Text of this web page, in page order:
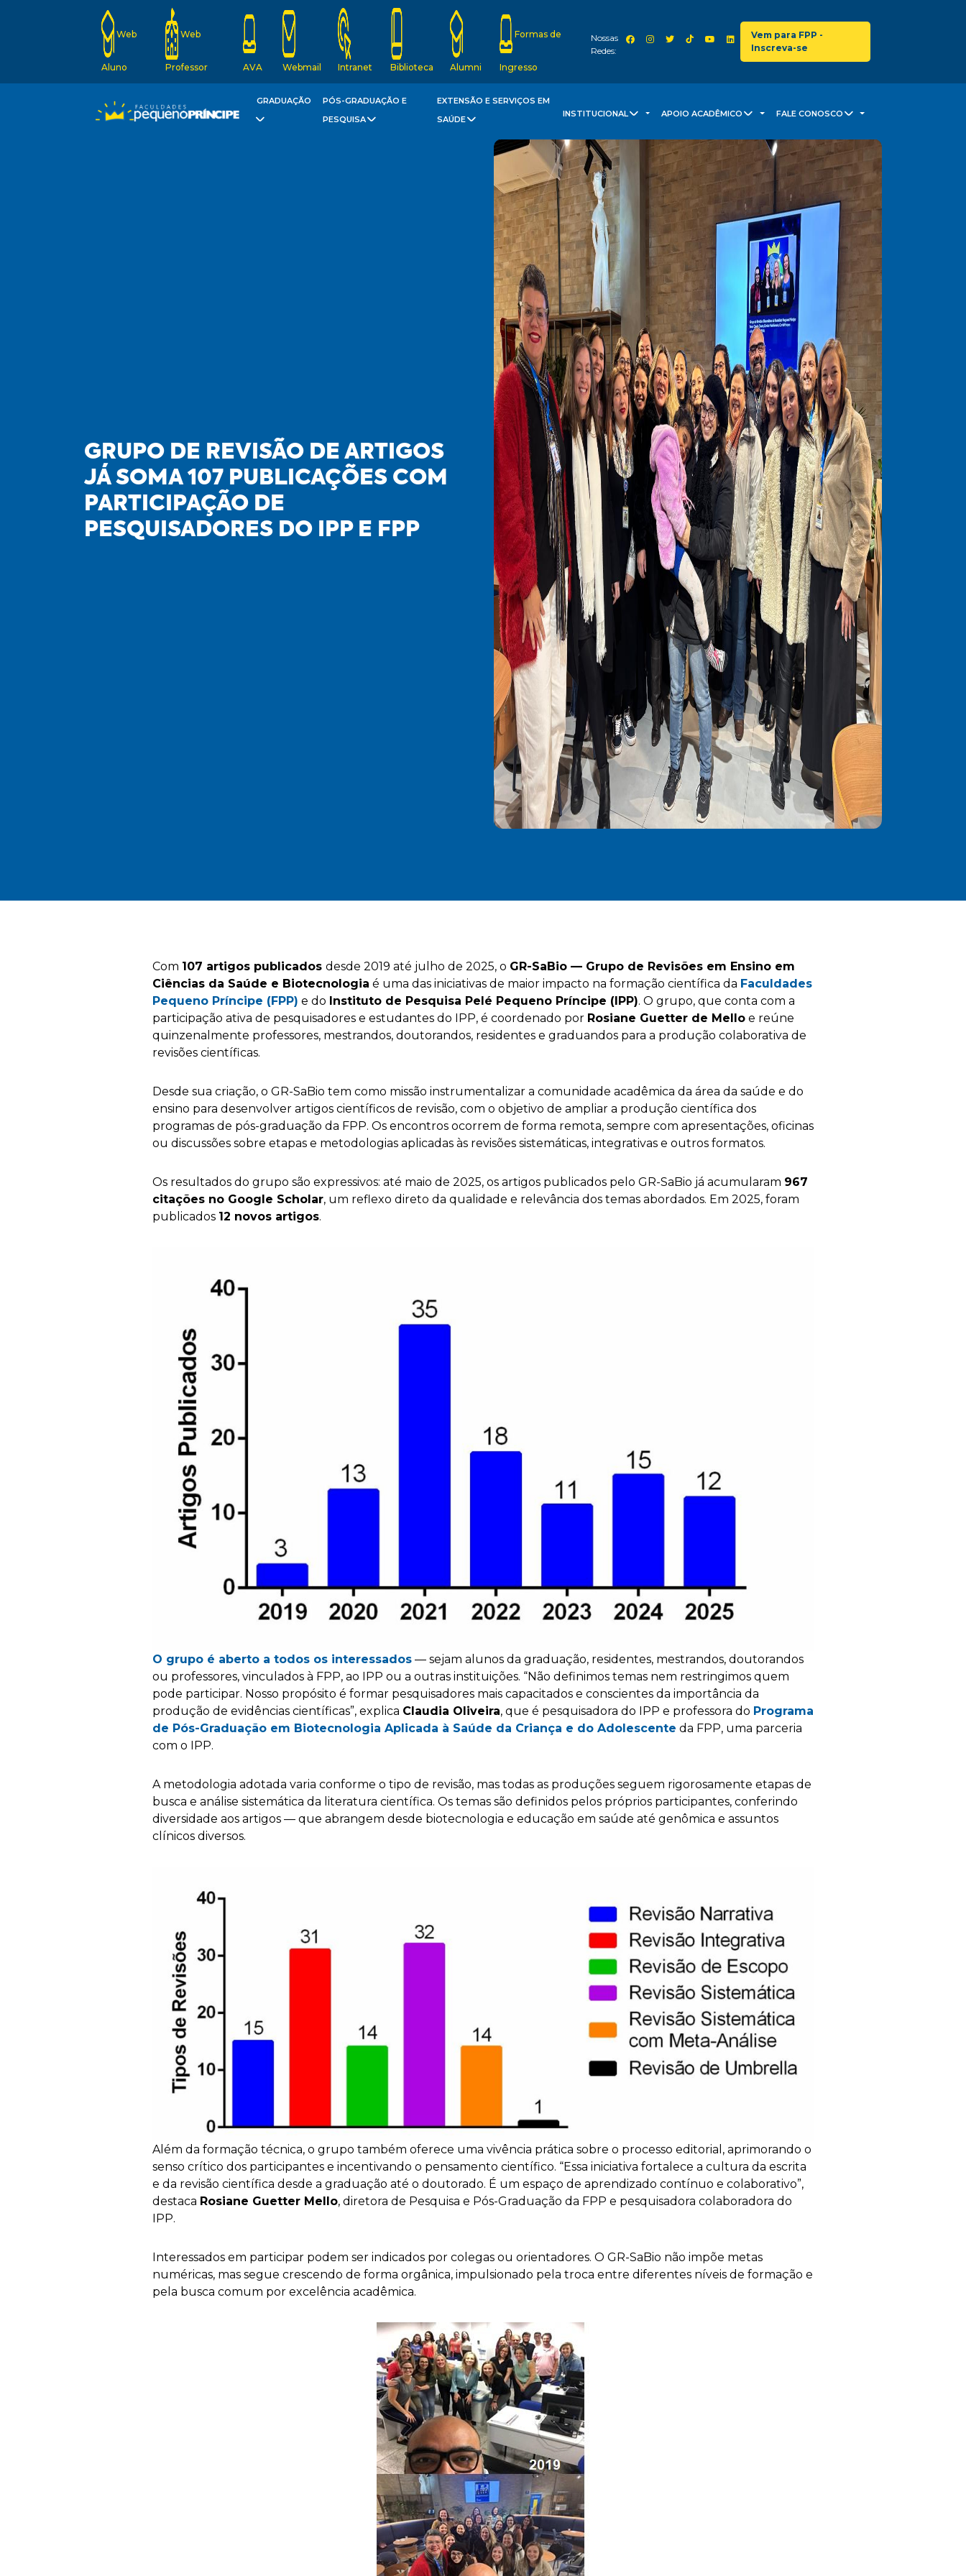
Web
Aluno
Web
Professor AVA Webmail Intranet Biblioteca Alumni
Formas de
Ingresso
Nossas
Redes:
Vem para FPP -
Inscreva-se
GRADUAÇÃO
PÓS-GRADUAÇÃO E
PESQUISA
EXTENSÃO E SERVIÇOS EM
SAÚDE
INSTITUCIONAL APOIO ACADÊMICO FALE CONOSCO
GRUPO DE REVISÃO DE ARTIGOS
JÁ SOMA 107 PUBLICAÇÕES COM
PARTICIPAÇÃO DE
PESQUISADORES DO IPP E FPP
Com 107 artigos publicados desde 2019 até julho de 2025, o GR-SaBio — Grupo de Revisões em Ensino em
Ciências da Saúde e Biotecnologia é uma das iniciativas de maior impacto na formação científica da Faculdades
Pequeno Príncipe (FPP) e do Instituto de Pesquisa Pelé Pequeno Príncipe (IPP). O grupo, que conta com a
participação ativa de pesquisadores e estudantes do IPP, é coordenado por Rosiane Guetter de Mello e reúne
quinzenalmente professores, mestrandos, doutorandos, residentes e graduandos para a produção colaborativa de
revisões científicas.
Desde sua criação, o GR-SaBio tem como missão instrumentalizar a comunidade acadêmica da área da saúde e do
ensino para desenvolver artigos científicos de revisão, com o objetivo de ampliar a produção científica dos
programas de pós-graduação da FPP. Os encontros ocorrem de forma remota, sempre com apresentações, oficinas
ou discussões sobre etapas e metodologias aplicadas às revisões sistemáticas, integrativas e outros formatos.
Os resultados do grupo são expressivos: até maio de 2025, os artigos publicados pelo GR-SaBio já acumularam 967
citações no Google Scholar, um reflexo direto da qualidade e relevância dos temas abordados. Em 2025, foram
publicados 12 novos artigos.
O grupo é aberto a todos os interessados — sejam alunos da graduação, residentes, mestrandos, doutorandos
ou professores, vinculados à FPP, ao IPP ou a outras instituições. “Não definimos temas nem restringimos quem
pode participar. Nosso propósito é formar pesquisadores mais capacitados e conscientes da importância da
produção de evidências científicas”, explica Claudia Oliveira, que é pesquisadora do IPP e professora do Programa
de Pós-Graduação em Biotecnologia Aplicada à Saúde da Criança e do Adolescente da FPP, uma parceria
com o IPP.
A metodologia adotada varia conforme o tipo de revisão, mas todas as produções seguem rigorosamente etapas de
busca e análise sistemática da literatura científica. Os temas são definidos pelos próprios participantes, conferindo
diversidade aos artigos — que abrangem desde biotecnologia e educação em saúde até genômica e assuntos
clínicos diversos.
Além da formação técnica, o grupo também oferece uma vivência prática sobre o processo editorial, aprimorando o
senso crítico dos participantes e incentivando o pensamento científico. “Essa iniciativa fortalece a cultura da escrita
e da revisão científica desde a graduação até o doutorado. É um espaço de aprendizado contínuo e colaborativo”,
destaca Rosiane Guetter Mello, diretora de Pesquisa e Pós-Graduação da FPP e pesquisadora colaboradora do
IPP.
Interessados em participar podem ser indicados por colegas ou orientadores. O GR-SaBio não impõe metas
numéricas, mas segue crescendo de forma orgânica, impulsionado pela troca entre diferentes níveis de formação e
pela busca comum por excelência acadêmica.